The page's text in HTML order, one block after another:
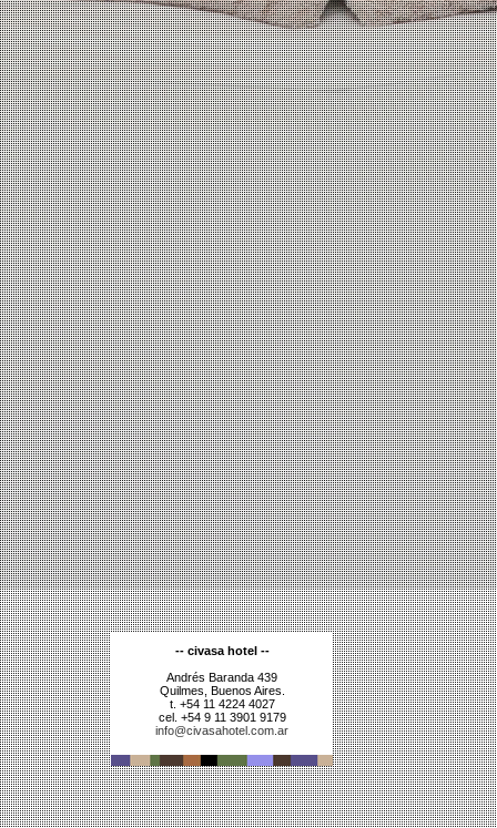
-- civasa hotel --
Andrés Baranda 439
Quilmes, Buenos Aires.
t. +54 11 4224 4027
cel. +54 9 11 3901 9179
info@civasahotel.com.ar